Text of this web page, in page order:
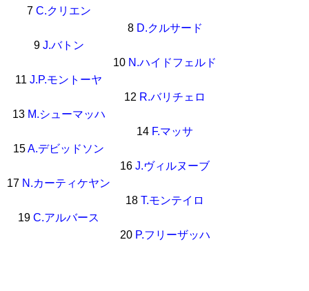
7 C.クリエン
8 D.クルサード
9 J.バトン
10 N.ハイドフェルド
11 J.P.モントーヤ
12 R.バリチェロ
13 M.シューマッハ
14 F.マッサ
15A.デビッドソン
16 J.ヴィルヌーブ
17 N.カーティケヤン
18 T.モンテイロ
19 C.アルバース
20 P.フリーザッハ